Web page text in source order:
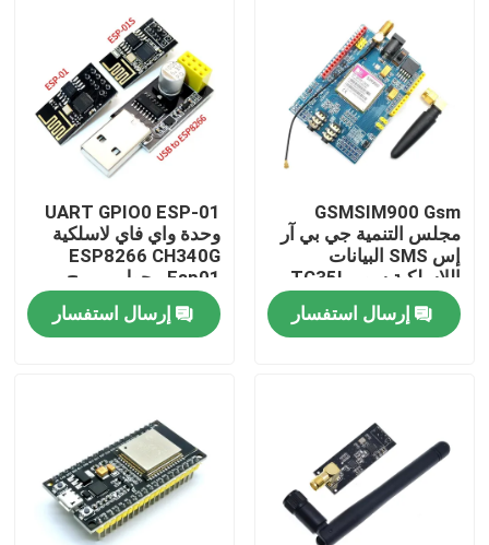
الصفحة الرئيسية
معلومات عنا
جولة في المصنع
GSMSIM900 Gsm
مجلس التنمية جي بي آر
إس SMS البيانات
اللاسلكية سوبر TC35I
إرسال استفسار
UART GPIO0 ESP-01
وحدة واي فاي لاسلكية
ESP8266 CH340G
Esp01 محول مبرمج
إرسال استفسار